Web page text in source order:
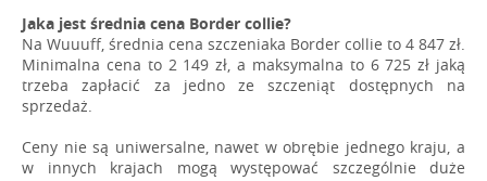
Jaka jest średnia cena Border collie?
Na Wuuuff, średnia cena szczeniaka Border collie to 4 847 zł.
Minimalna cena to 2 149 zł, a maksymalna to 6 725 zł jaką
trzeba zapłacić za jedno ze szczeniąt dostępnych na
sprzedaż.
Ceny nie są uniwersalne, nawet w obrębie jednego kraju, a
w innych krajach mogą występować szczególnie duże